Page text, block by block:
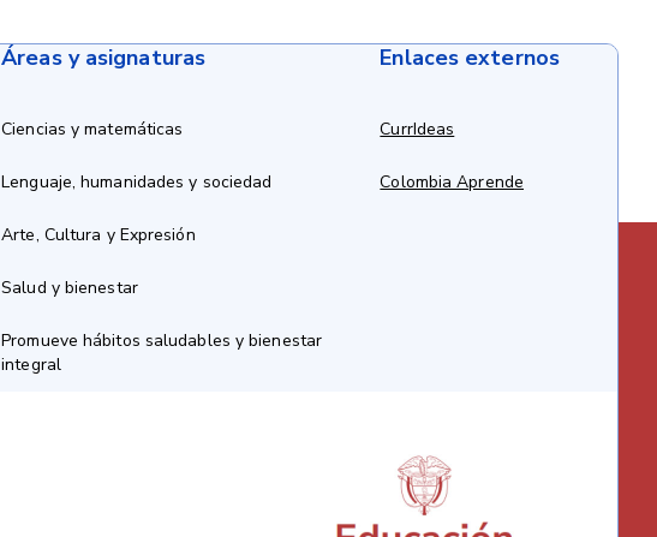
Áreas y asignaturas
Ciencias y matemáticas
Lenguaje, humanidades y sociedad
Arte, Cultura y Expresión
Salud y bienestar
Promueve hábitos saludables y bienestar
integral
Enlaces externos
CurrIdeas
Colombia Aprende